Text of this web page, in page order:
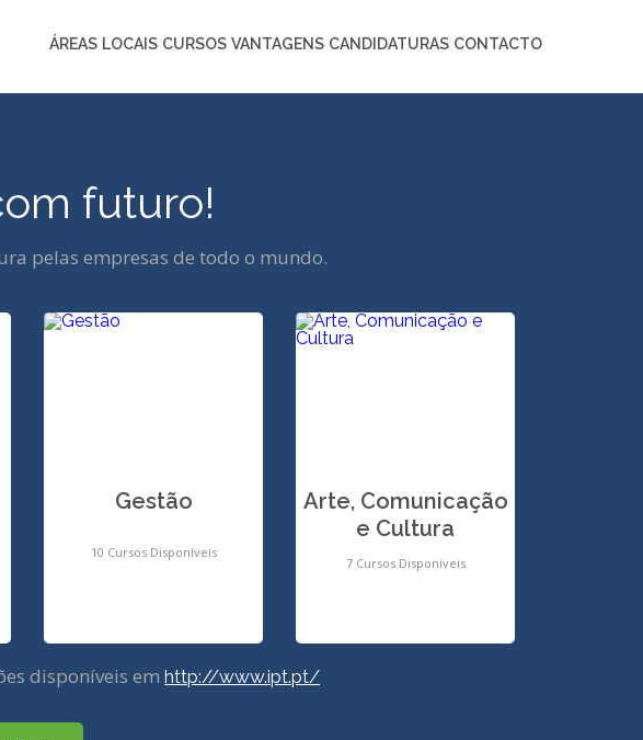
ÁREAS LOCAIS CURSOS VANTAGENS CANDIDATURAS CONTACTO
futuro!
pelas empresas de todo o mundo.
Gestão
10 Cursos Disponíveis
Arte, Comunicação
e Cultura
7 Cursos Disponíveis
disponíveis em http://www.ipt.pt/